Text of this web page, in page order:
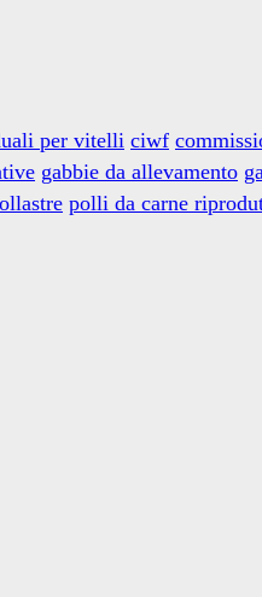
per vitelli ciwf
gabbie da allevamento
polli da carne